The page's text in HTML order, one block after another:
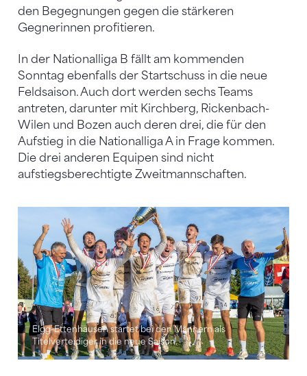
den Begegnungen gegen die stärkeren
Gegnerinnen profitieren.
In der Nationalliga B fällt am kommenden
Sonntag ebenfalls der Startschuss in die neue
Feldsaison. Auch dort werden sechs Teams
antreten, darunter mit Kirchberg, Rickenbach-
Wilen und Bozen auch deren drei, die für den
Aufstieg in die Nationalliga A in Frage kommen.
Die drei anderen Equipen sind nicht
aufstiegsberechtigte Zweitmannschaften.
Elgg-Ettenhausen startet bei den Männern als
Titelverteidiger in die neue Saison.